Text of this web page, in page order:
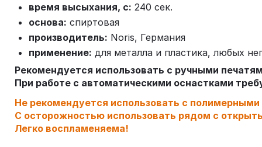
время высыхания, с: 240 сек.
основа: спиртовая
производитель: Noris, Германия
применение: для металла и пластика, любых
Рекомендуется использовать с ручными
При работе с автоматическими оснастками
Не рекомендуется использовать с
С осторожностью использовать рядом с
Легко воспламеняема!